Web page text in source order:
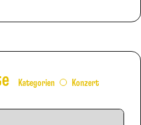
Kategorien Konzert